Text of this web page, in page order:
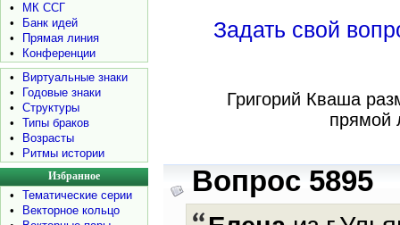
•
МК ССГ
•
Банк идей
•
Прямая линия
•
Конференции
•
Виртуальные знаки
•
Годовые знаки
•
Структуры
•
Типы браков
•
Возрасты
•
Ритмы истории
Избранное
•
Тематические серии
•
Векторное кольцо
Задать свой
Григорий Кваша
прямой
Вопрос 5895